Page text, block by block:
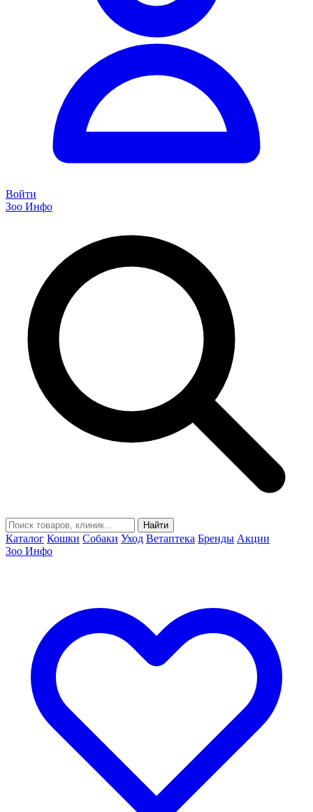
Войти
Зоо Инфо
Найти
Каталог Кошки Собаки Уход Ветаптека Бренды Акции
Зоо Инфо